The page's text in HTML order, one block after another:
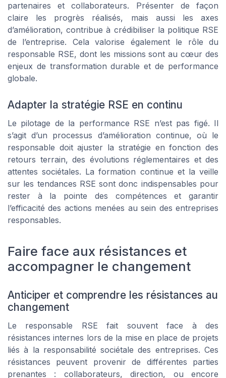
partenaires et collaborateurs. Présenter de façon
claire les progrès réalisés, mais aussi les axes
d’amélioration, contribue à crédibiliser la politique RSE
de l’entreprise. Cela valorise également le rôle du
responsable RSE, dont les missions sont au cœur des
enjeux de transformation durable et de performance
globale.
Adapter la stratégie RSE en continu
Le pilotage de la performance RSE n’est pas figé. Il
s’agit d’un processus d’amélioration continue, où le
responsable doit ajuster la stratégie en fonction des
retours terrain, des évolutions réglementaires et des
attentes sociétales. La formation continue et la veille
sur les tendances RSE sont donc indispensables pour
rester à la pointe des compétences et garantir
l’efficacité des actions menées au sein des entreprises
responsables.
Faire face aux résistances et
accompagner le changement
Anticiper et comprendre les résistances au
changement
Le responsable RSE fait souvent face à des
résistances internes lors de la mise en place de projets
liés à la responsabilité sociétale des entreprises. Ces
résistances peuvent provenir de différentes parties
prenantes : collaborateurs, direction, ou encore